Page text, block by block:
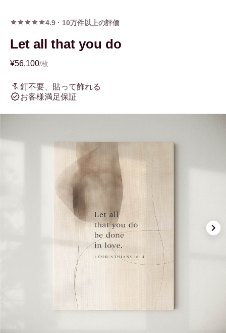
4.9 · 10万件以上の評価
Let all that you do
¥56,100/枚
釘不要、貼って飾れる
お客様満足保証